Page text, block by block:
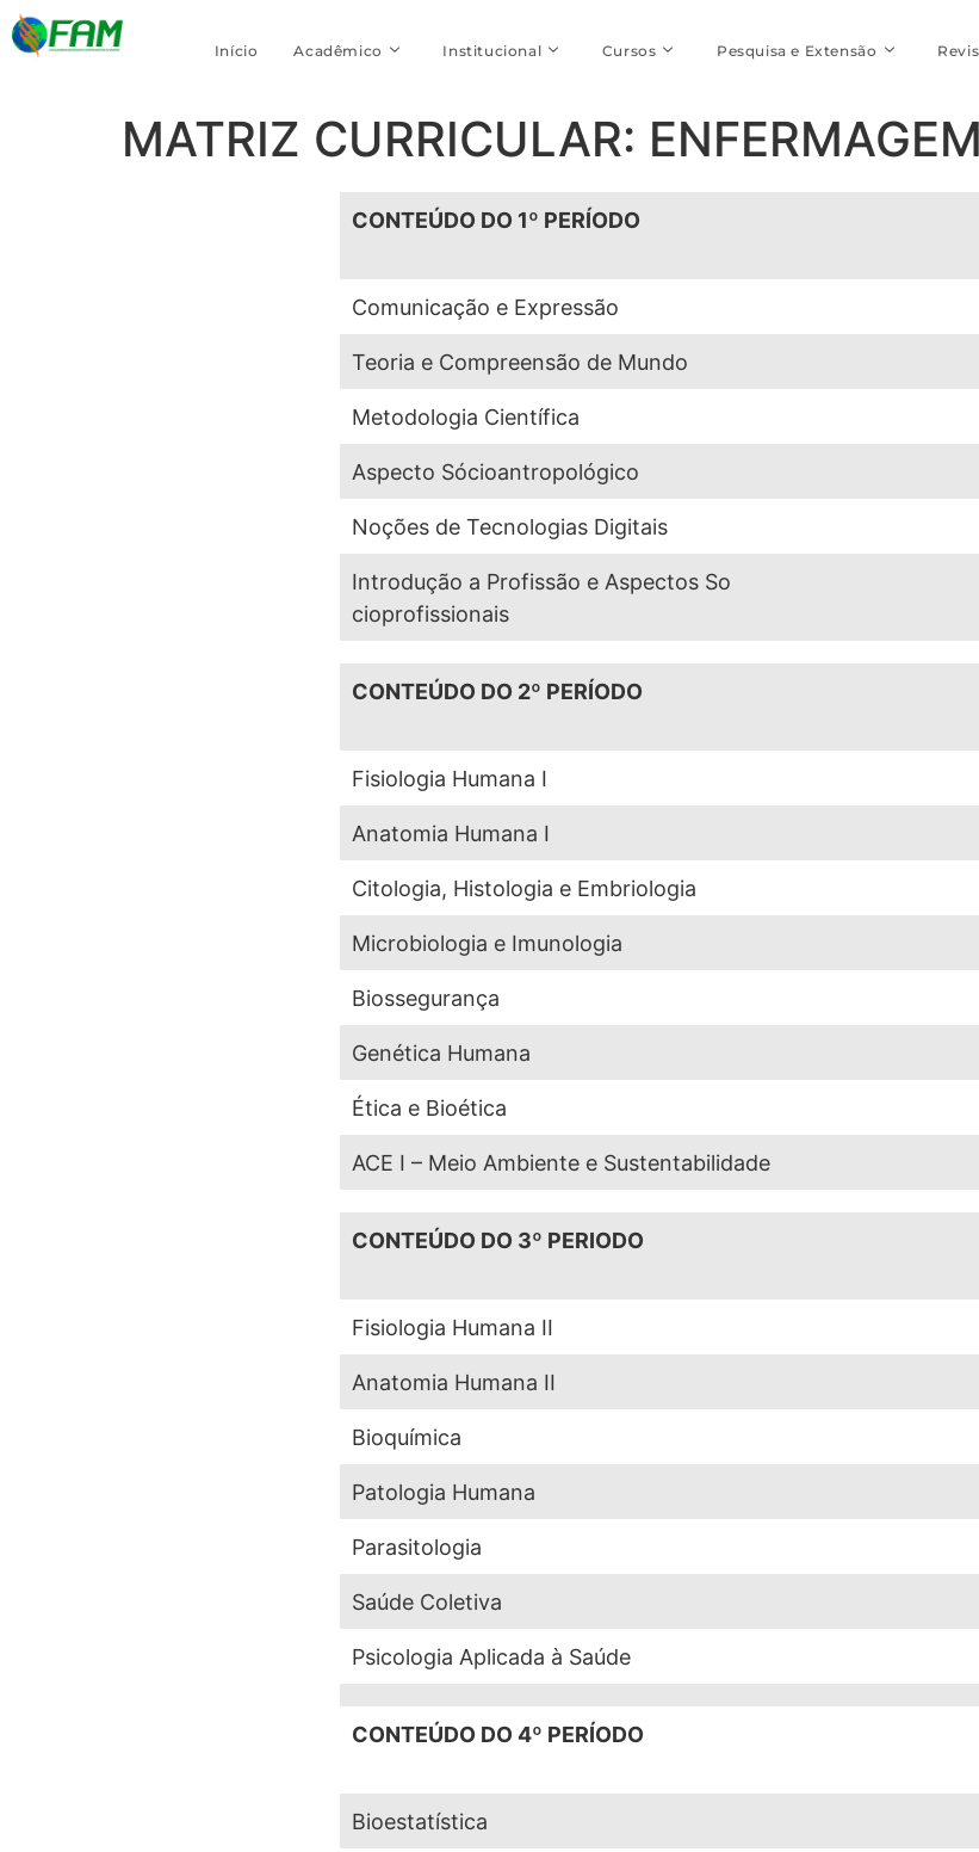
Início Acadêmico Institucional Cursos Pesquisa e Extensão
MATRIZ CURRICULAR: ENFERMAGEM
CONTEÚDO DO 1º PERÍODO
Comunicação e Expressão
Teoria e Compreensão de Mundo
Metodologia Científica
Aspecto Sócioantropológico
Noções de Tecnologias Digitais
Introdução a Profissão e Aspectos So
cioprofissionais
CONTEÚDO DO 2º PERÍODO
Fisiologia Humana I
Anatomia Humana I
Citologia, Histologia e Embriologia
Microbiologia e Imunologia
Biossegurança
Genética Humana
Ética e Bioética
ACE I – Meio Ambiente e Sustentabilidade
CONTEÚDO DO 3º PERIODO
Fisiologia Humana II
Anatomia Humana II
Bioquímica
Patologia Humana
Parasitologia
Saúde Coletiva
Psicologia Aplicada à Saúde
CONTEÚDO DO 4º PERÍODO
Bioestatística